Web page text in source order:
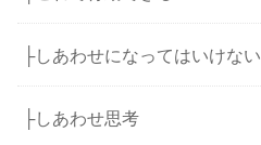
├しあわせになってはいけない
├しあわせ思考